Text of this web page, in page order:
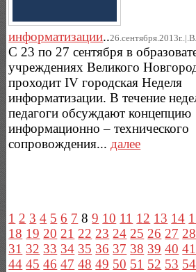
информатизации..
С 23 по 27 сентября в
учреждениях Великого
проходит IV городская Неделя
информатизации. В течение
педагоги обсуждают концепцию
информационно – технического
сопровождения...далее
1 2 3 4 5 6 7 8 9 10 11 12 13 14
18 19 20 21 22 23 24 25 26 27 28
31 32 33 34 35 36 37 38 39 40 41
44 45 46 47 48 49 50 51 52 53 54